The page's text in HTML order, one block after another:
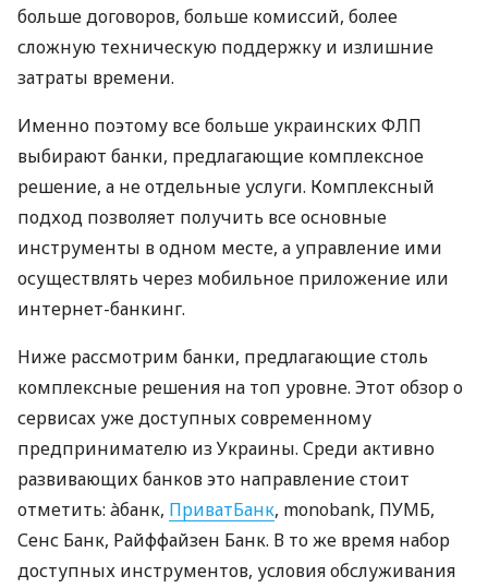
больше договоров, больше комиссий, более
сложную техническую поддержку и излишние
затраты времени.
Именно поэтому все больше украинских ФЛП
выбирают банки, предлагающие комплексное
решение, а не отдельные услуги. Комплексный
подход позволяет получить все основные
инструменты в одном месте, а управление ими
осуществлять через мобильное приложение или
интернет-банкинг.
Ниже рассмотрим банки, предлагающие столь
комплексные решения на топ уровне. Этот обзор о
сервисах уже доступных современному
предпринимателю из Украины. Среди активно
развивающих банков это направление стоит
отметить: àбанк, ПриватБанк, monobank, ПУМБ,
Сенс Банк, Райффайзен Банк. В то же время набор
доступных инструментов, условия обслуживания